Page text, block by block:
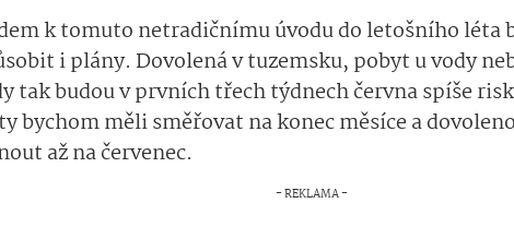
k tomuto netradičnímu úvodu do letošního léta
i plány. Dovolená v tuzemsku, pobyt u vody
tak budou v prvních třech týdnech června spíše
bychom měli směřovat na konec měsíce a
až na červenec.